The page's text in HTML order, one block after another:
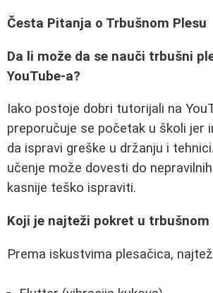
Česta Pitanja o Trbušnom Plesu
Da li može da se nauči trbušni
YouTube-a?
Iako postoje dobri tutorijali na
preporučuje se početak u školi jer
da ispravi greške u držanju i
učenje može dovesti do
kasnije teško ispraviti.
Koji je najteži pokret u trbušnom
Prema iskustvima plesačica,